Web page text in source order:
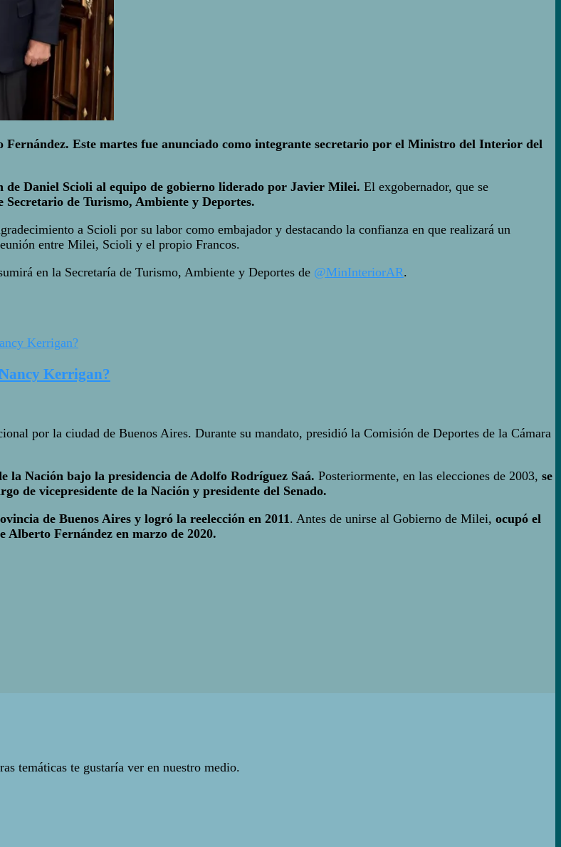
Este martes fue anunciado como integrante secretario por el Ministro del Interior del
Daniel Scioli al equipo de gobierno liderado por Javier Milei. El exgobernador, que se
Secretario de Turismo, Ambiente y Deportes.
a Scioli por su labor como embajador y destacando la confianza en que realizará un
entre Milei, Scioli y el propio Francos.
en la Secretaría de Turismo, Ambiente y Deportes de @MinInteriorAR.
Kerrigan?
por la ciudad de Buenos Aires. Durante su mandato, presidió la Comisión de Deportes de la Cámara
la Nación bajo la presidencia de Adolfo Rodríguez Saá. Posteriormente, en las elecciones de 2003, se
de vicepresidente de la Nación y presidente del Senado.
de Buenos Aires y logró la reelección en 2011. Antes de unirse al Gobierno de Milei, ocupó el
Alberto Fernández en marzo de 2020.
temáticas te gustaría ver en nuestro medio.